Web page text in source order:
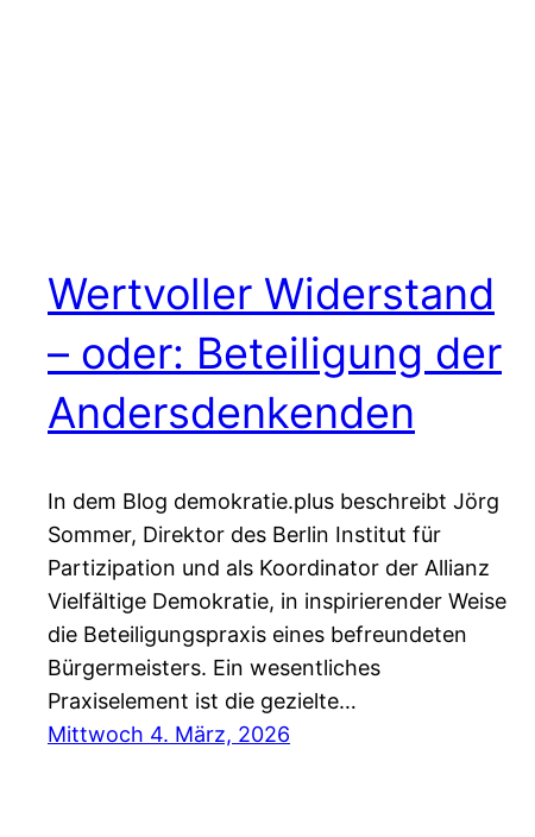
Wertvoller Widerstand
– oder: Beteiligung der
Andersdenkenden
In dem Blog demokratie.plus beschreibt Jörg
Sommer, Direktor des Berlin Institut für
Partizipation und als Koordinator der Allianz
Vielfältige Demokratie, in inspirierender Weise
die Beteiligungspraxis eines befreundeten
Bürgermeisters. Ein wesentliches
Praxiselement ist die gezielte…
Mittwoch 4. März, 2026